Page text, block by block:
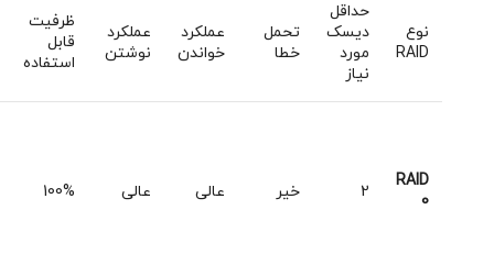
نوع
RAID
حداقل
دیسک
مورد
نیاز
تحمل
خطا
عملکرد
خواندن
عملکرد
نوشتن
ظرفیت
قابل
استفاده
RAID
0
2 خیر عالی عالی 100%